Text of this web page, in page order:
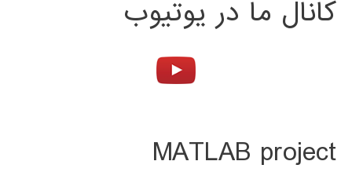
کانال ما در یوتیوب
MATLAB project